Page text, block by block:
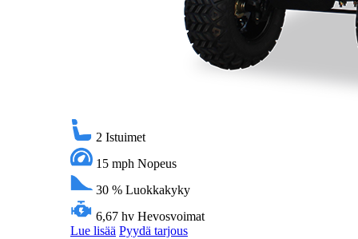
2 Istuimet
15 mph Nopeus
30 % Luokkakyky
6,67 hv Hevosvoimat
Lue lisää Pyydä tarjous